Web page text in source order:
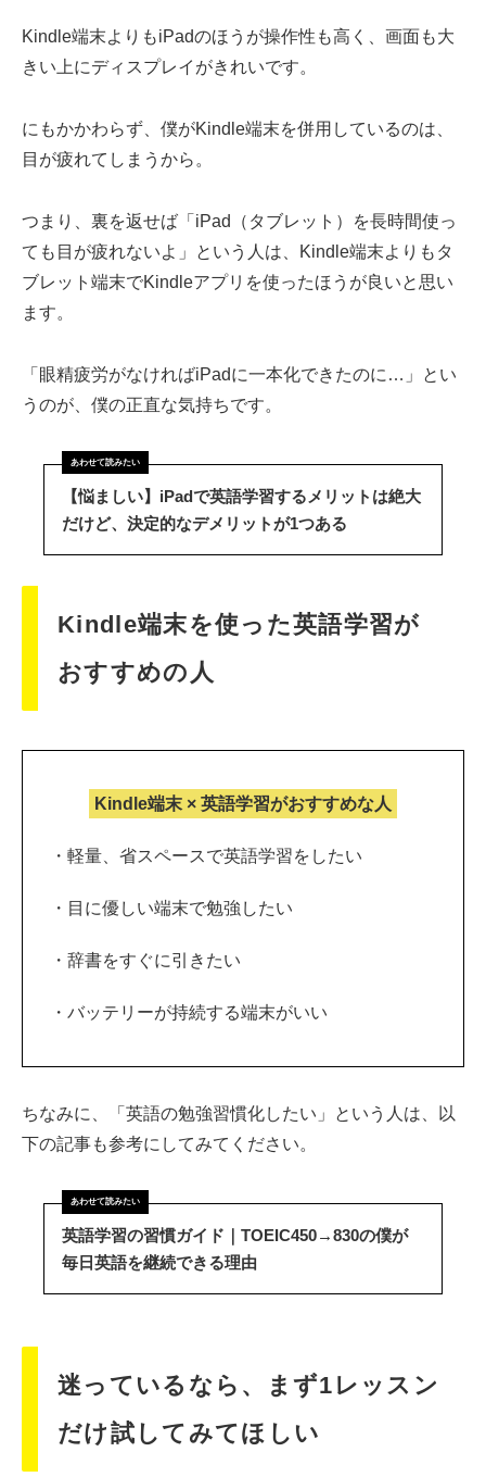
Kindle端末よりもiPadのほうが操作性も高く、画面も大
きい上にディスプレイがきれいです。
にもかかわらず、僕がKindle端末を併用しているのは、
目が疲れてしまうから。
つまり、裏を返せば「iPad（タブレット）を長時間使っ
ても目が疲れないよ」という人は、Kindle端末よりもタ
ブレット端末でKindleアプリを使ったほうが良いと思い
ます。
「眼精疲労がなければiPadに一本化できたのに…」とい
うのが、僕の正直な気持ちです。
【悩ましい】iPadで英語学習するメリットは絶大
だけど、決定的なデメリットが1つある
Kindle端末を使った英語学習が
おすすめの人
Kindle端末 × 英語学習がおすすめな人
・軽量、省スペースで英語学習をしたい
・目に優しい端末で勉強したい
・辞書をすぐに引きたい
・バッテリーが持続する端末がいい
ちなみに、「英語の勉強習慣化したい」という人は、以
下の記事も参考にしてみてください。
英語学習の習慣ガイド｜TOEIC450→830の僕が
毎日英語を継続できる理由
迷っているなら、まず1レッスン
だけ試してみてほしい